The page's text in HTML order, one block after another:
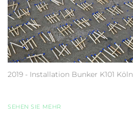
2019 - Installation Bunker K101 Köln
SEHEN SIE MEHR